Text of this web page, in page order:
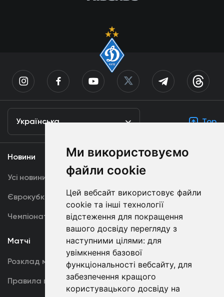
Ми використовуємо
файли cookie
Цей вебсайт використовує файли
cookie та інші технології
відстеження для покращення
вашого досвіду перегляду з
наступними цілями: для
увімкнення базової
функціональності вебсайту, для
забезпечення кращого
користувацького досвіду на
Українська Top
Новини
Усі новини
Єврокубки
Чемпіонат України
Медіа
Динамо TV
Фотогалерея
Акредитація
Матчі
Розклад матчів
Правила поведінки
Команда
Перша команда
U19